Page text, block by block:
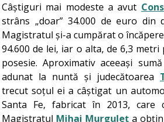
Câștiguri mai modeste a avut
strâns „doar” 34.000 de euro din
Magistratul și-a cumpărat o
94.600 de lei, iar o alta, de 6,3
posesie. Aproximativ aceeași
adunat la nuntă și judecătoarea
trecut soțul ei a câștigat un
Santa Fe, fabricat în 2013, care
Magistratul Mihai Murguleț a